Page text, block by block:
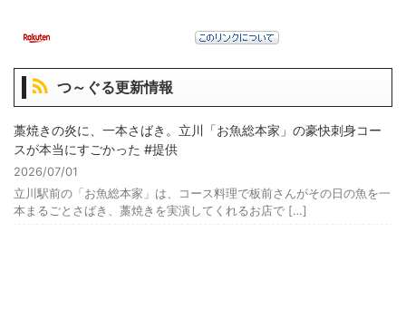
つ～ぐる更新情報
藁焼きの炎に、一本さばき。立川「お魚総本家」の豪快刺身コー
スが本当にすごかった #提供
2026/07/01
立川駅前の「お魚総本家」は、コース料理で板前さんがその日の魚を一
本まるごとさばき、藁焼きを実演してくれるお店で […]